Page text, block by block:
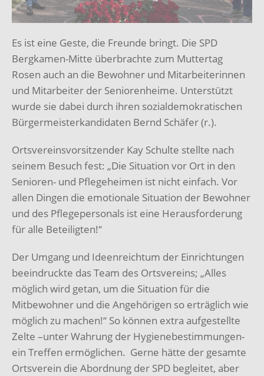
Es ist eine Geste, die Freunde bringt. Die SPD
Bergkamen-Mitte überbrachte zum Muttertag
Rosen auch an die Bewohner und Mitarbeiterinnen
und Mitarbeiter der Seniorenheime. Unterstützt
wurde sie dabei durch ihren sozialdemokratischen
Bürgermeisterkandidaten Bernd Schäfer (r.).
Ortsvereinsvorsitzender Kay Schulte stellte nach
seinem Besuch fest: „Die Situation vor Ort in den
Senioren- und Pflegeheimen ist nicht einfach. Vor
allen Dingen die emotionale Situation der Bewohner
und des Pflegepersonals ist eine Herausforderung
für alle Beteiligten!“
Der Umgang und Ideenreichtum der Einrichtungen
beeindruckte das Team des Ortsvereins; „Alles
möglich wird getan, um die Situation für die
Mitbewohner und die Angehörigen so erträglich wie
möglich zu machen!“ So können extra aufgestellte
Zelte –unter Wahrung der Hygienebestimmungen-
ein Treffen ermöglichen. Gerne hätte der gesamte
Ortsverein die Abordnung der SPD begleitet, aber